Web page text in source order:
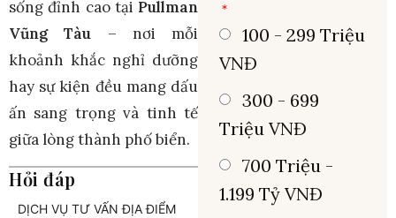
sống đỉnh cao tại Pullman
Vũng Tàu – nơi mỗi
khoảnh khắc nghỉ dưỡng
hay sự kiện đều mang dấu
ấn sang trọng và tinh tế
giữa lòng thành phố biển.
Hỏi đáp
DỊCH VỤ TƯ VẤN ĐỊA ĐIỂM
100 - 299 Triệu
VNĐ
300 - 699
Triệu VNĐ
700 Triệu -
1.199 Tỷ VNĐ